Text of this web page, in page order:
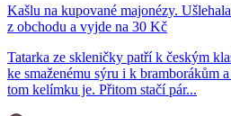
Kašlu na kupované majonézy.
z obchodu a vyjde na 30 Kč
Tatarka ze skleničky patří k českým
ke smaženému sýru i k bramborákům
tom kelímku je. Přitom stačí pár...